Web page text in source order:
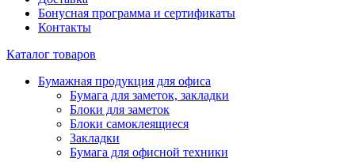
Бонусная программа и сертификаты
Контакты
Каталог товаров
Бумажная продукция для офиса
Бумага для заметок, закладки
Блоки для заметок
Блоки самоклеящиеся
Закладки
Бумага для офисной техники